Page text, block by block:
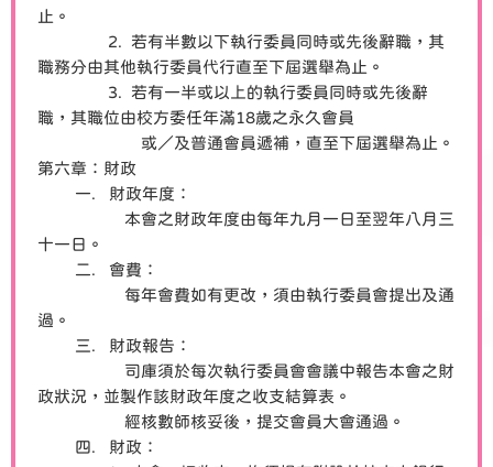
止。
2. 若有半數以下執行委員同時或先後辭職，其
職務分由其他執行委員代行直至下屆選舉為止。
3. 若有一半或以上的執行委員同時或先後辭
職，其職位由校方委任年滿18歲之永久會員
或／及普通會員遞補，直至下屆選舉為止。
第六章：財政
一. 財政年度：
本會之財政年度由每年九月一日至翌年八月三
十一日。
二. 會費：
每年會費如有更改，須由執行委員會提出及通
過。
三. 財政報告：
司庫須於每次執行委員會會議中報告本會之財
政狀況，並製作該財政年度之收支結算表。
經核數師核妥後，提交會員大會通過。
四. 財政：